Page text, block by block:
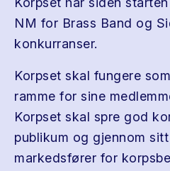
NM for Brass Band og
konkurranser.
Korpset skal fungere
ramme for sine
Korpset skal spre god
publikum og gjennom
markedsfører for